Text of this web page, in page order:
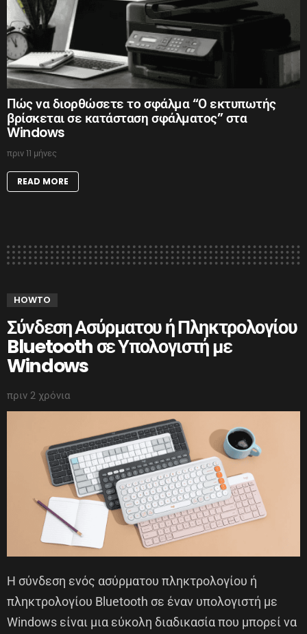
Πώς να διορθώσετε το σφάλμα “Ο εκτυπωτής
βρίσκεται σε κατάσταση σφάλματος” στα
Windows
πριν 11 μήνες
READ MORE
HOWTO
Σύνδεση Ασύρματου ή Πληκτρολογίου
Bluetooth σε Υπολογιστή με
Windows
πριν 2 χρόνια
Η σύνδεση ενός ασύρματου πληκτρολογίου ή
πληκτρολογίου Bluetooth σε έναν υπολογιστή με
Windows είναι μια εύκολη διαδικασία που μπορεί να